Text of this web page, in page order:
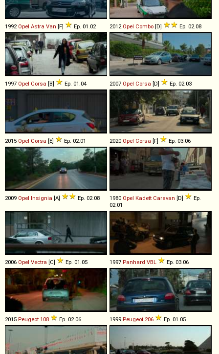
1992 Opel Astra Van [F] Ep. 01.02 2012 Opel Combo [D] Ep. 02.08
1997 Opel Corsa [B] Ep. 01.04 2007 Opel Corsa [D] Ep. 02.03
2015 Opel Corsa [E] Ep. 02.01 2020 Opel Corsa [F] Ep. 03.06
2009 Opel Insignia [A] Ep. 02.08 1980 Opel Kadett Caravan [D]
Ep.
02.01
2006 Opel Vectra [C] Ep. 01.05 1997 Panhard VBL Ep. 03.06
2015 Peugeot 108 Ep. 02.06 1999 Peugeot 206 Ep. 01.05